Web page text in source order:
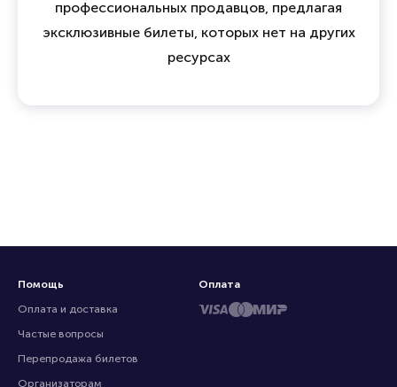
профессиональных продавцов, предлагая
эксклюзивные билеты, которых нет на других
ресурсах
Помощь
Оплата и доставка
Частые вопросы
Перепродажа билетов
Организаторам
Оплата